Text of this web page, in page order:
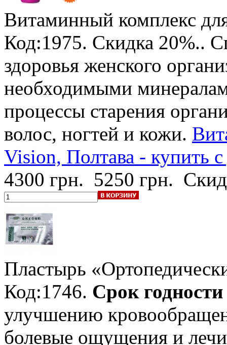
Витаминный комплекс
Код:1975. Скидка 20%..
здоровья женского
необходимыми
процессы старения
волос, ногтей и кожи.
Vision, Полтава - купить с
4300 грн. 5250 грн.
Пластырь
Код:1746. Срок
улучшению
болевые ощущения и